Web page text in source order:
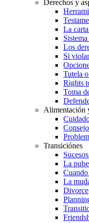
Derechos y
La
Los
Si
Tutela
Rights
Toma
Alimentación
Transiciónes
La
La
Divorce